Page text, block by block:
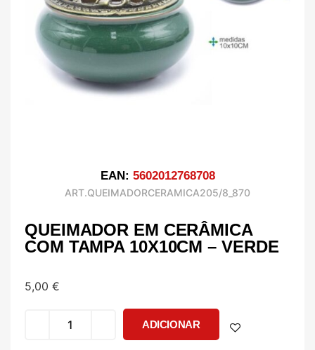
EAN: 5602012768708
ART.QUEIMADORCERAMICA205/8_870
QUEIMADOR EM CERÂMICA
COM TAMPA 10X10CM – VERDE
5,00 €
ADICIONAR